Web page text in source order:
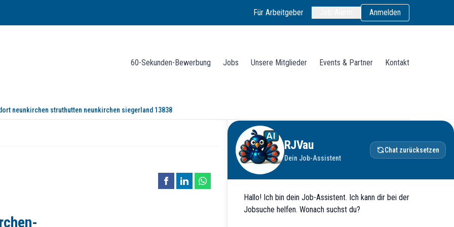
Für Arbeitgeber Anmelden
60-Sekunden-Bewerbung Jobs Unsere Mitglieder Events & Partner Kontakt
neunkirchen struthutten neunkirchen siegerland 13838
Struthütten
RJVau
Dein Job-Assistent
Chat zurücksetzen
Hallo! Ich bin dein Job-Assistent. Ich kann dir bei der
Jobsuche helfen. Wonach suchst du?